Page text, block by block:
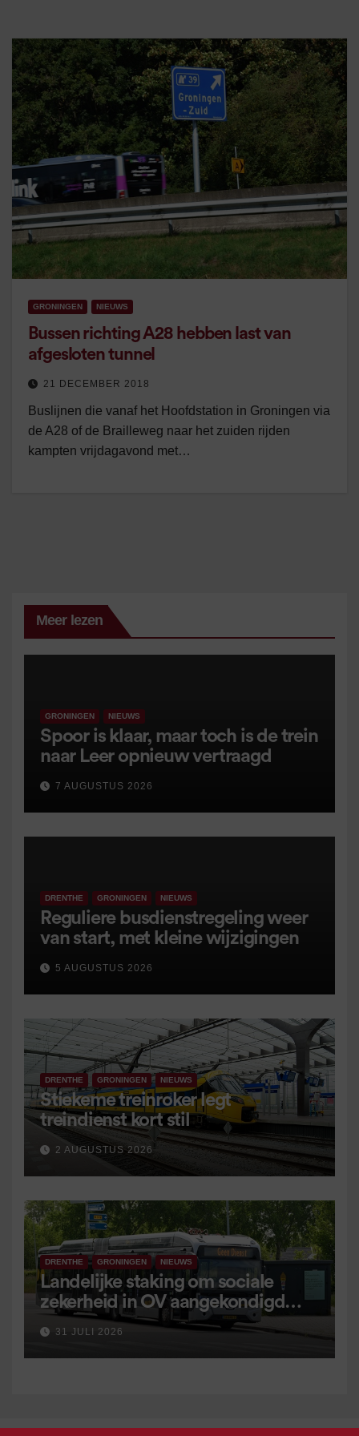
GRONINGEN NIEUWS
Bussen richting A28 hebben last van
afgesloten tunnel
21 DECEMBER 2018
Buslijnen die vanaf het Hoofdstation in Groningen via
de A28 of de Brailleweg naar het zuiden rijden
kampten vrijdagavond met…
Meer lezen
GRONINGEN NIEUWS
Spoor is klaar, maar toch is de trein
naar Leer opnieuw vertraagd
7 AUGUSTUS 2026
DRENTHE GRONINGEN NIEUWS
Reguliere busdienstregeling weer
van start, met kleine wijzigingen
5 AUGUSTUS 2026
DRENTHE GRONINGEN NIEUWS
Stiekeme treinroker legt
treindienst kort stil
2 AUGUSTUS 2026
DRENTHE GRONINGEN NIEUWS
Landelijke staking om sociale
zekerheid in OV aangekondigd
voor 9 september
31 JULI 2026